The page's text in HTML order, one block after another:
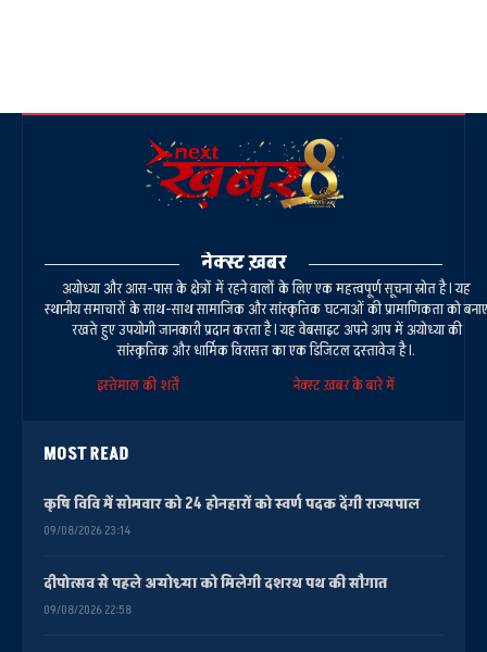
नेक्स्ट ख़बर
अयोध्या और आस-पास के क्षेत्रों में रहने वालों के लिए एक महत्वपूर्ण सूचना स्रोत है। यह
स्थानीय समाचारों के साथ-साथ सामाजिक और सांस्कृतिक घटनाओं की प्रामाणिकता को बनाए
रखते हुए उपयोगी जानकारी प्रदान करता है। यह वेबसाइट अपने आप में अयोध्या की
सांस्कृतिक और धार्मिक विरासत का एक डिजिटल दस्तावेज है।.
इस्तेमाल की शर्तें
नेक्स्ट ख़बर के बारे में
MOST READ
कृषि विवि में सोमवार को 24 होनहारों को स्वर्ण पदक देंगी राज्यपाल
09/08/2026 23:14
दीपोत्सव से पहले अयोध्या को मिलेगी दशरथ पथ की सौगात
09/08/2026 22:58